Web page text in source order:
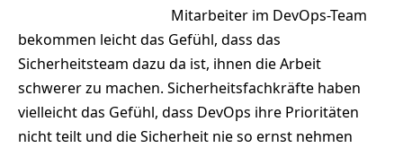
Mitarbeiter im DevOps-Team
bekommen leicht das Gefühl, dass das
Sicherheitsteam dazu da ist, ihnen die Arbeit
schwerer zu machen. Sicherheitsfachkräfte haben
vielleicht das Gefühl, dass DevOps ihre Prioritäten
nicht teilt und die Sicherheit nie so ernst nehmen